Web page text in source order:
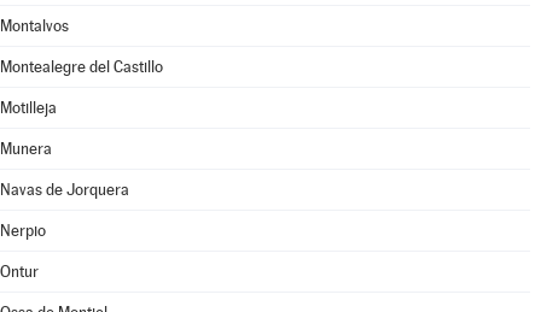
Montalvos
Montealegre del Castillo
Motilleja
Munera
Navas de Jorquera
Nerpio
Ontur